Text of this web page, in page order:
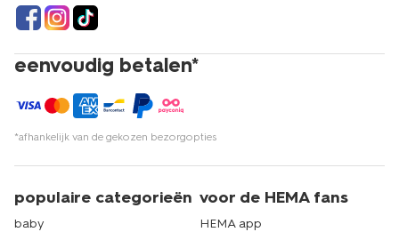
eenvoudig betalen*
*afhankelijk van de gekozen bezorgopties
populaire categorieën
baby
voor de HEMA fans
HEMA app